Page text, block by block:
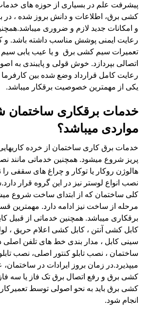
پیشرفت علم در بسیاری از حوزه های
کشی برق، اطلاعات و دانش بروز شده ، در
و امکانات جدید لازم و ضروری
رعایت ایمنی پوشش مناسب داشته باشد. و
تعمیرات سیم کشی برق و یا عیب یابی
اتصالی بپردازد. خوش قولی و پایبندی به
رعایت کامل قرارداد وضع شده بین
یکی از مهمترین خصوصیت برقکار میباشد.
خدمات برقکاری ساختمان
مواردی میباشد؟
خدمات برق کاری ساختمان از خرده
پریز شروع میشود. همچنین خدماتی مانند
هالوژن روکار یا توکار و چراغ های سقفی
نصب انواع لوستر نیز در این گروه قرار
کلی ساختمان که از ابتدای ساخت شروع
مرحله از ساخت نیز ادامه دارد. مهمترین
برقکاری میباشد. همچنین خدماتی از قبیل
کابل کشی آنتن ، کابل کشی اعلام حریق ،
سینی کابل ، مدار بندی خط های تلفن اصلی
ساختمان ، نصب تابلو کنتور اصلی، نصب
میپذیرد.در زمان بروز ایرادات در
کشی برق و رفع اتصال برق تک فاز یا سه
کشی برق باید به نحو اصولی توسط
انجام شود.